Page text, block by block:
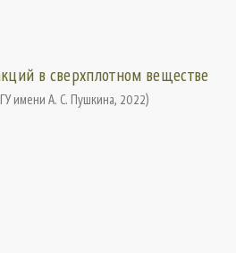
в сверхплотном веществе
имени А. С. Пушкина, 2022)